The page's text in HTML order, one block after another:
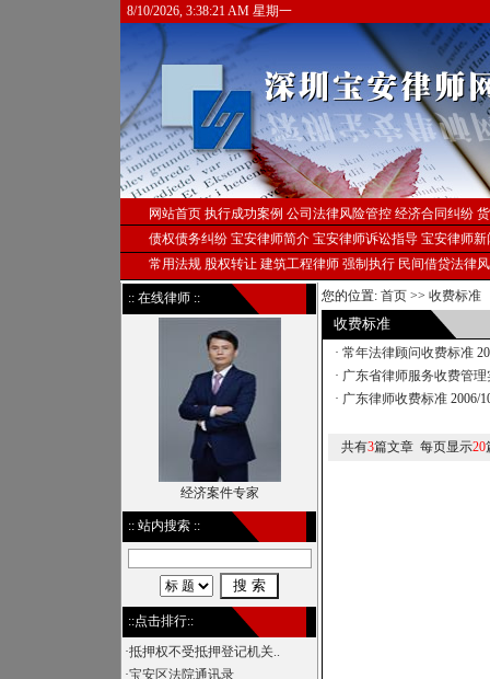
8/10/2026, 3:38:21 AM 星期一
网站首页 执行成功案例 公司法律风险管控 经济合同纠纷
债权债务纠纷 宝安律师简介 宝安律师诉讼指导 宝安律师新
常用法规 股权转让 建筑工程律师 强制执行 民间借贷法律
:: 在线律师 ::
经济案件专家
:: 站内搜索 ::
::点击排行::
·抵押权不受抵押登记机关..
·宝安区法院通讯录
您的位置: 首页 >> 收费标准
收费标准
· 常年法律顾问收费标准
· 广东省律师服务收费管
· 广东律师收费标准 2006/
共有3篇文章 每页显示20